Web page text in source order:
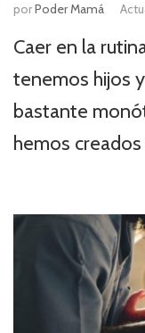
porPoder Mamá
Caer en la
tenemos hijos
bastante
hemos